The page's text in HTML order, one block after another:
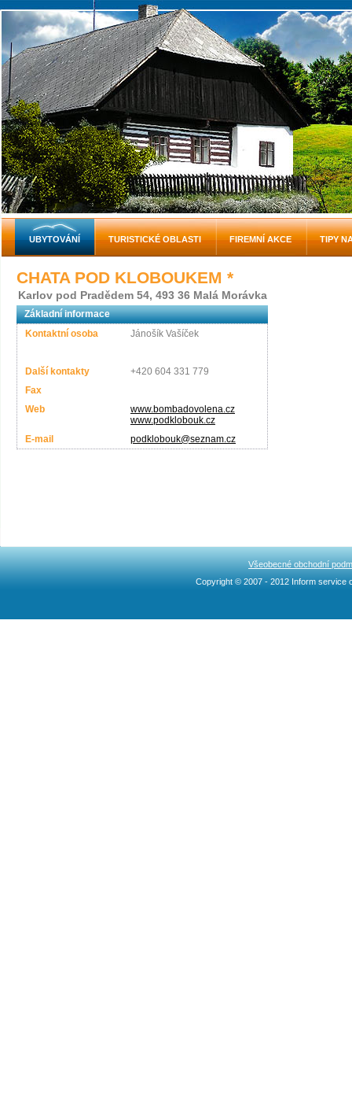
CHATA POD KLOBOUKEM *
Karlov pod Pradědem 54, 493 36 Malá Morávka
Základní informace
Kontaktní osoba
Jánošík Vašíček
Další kontakty
+420 604 331 779
Fax
Web
www.bombadovolena.cz
www.podklobouk.cz
E-mail
podklobouk@seznam.cz
UBYTOVÁNÍ TURISTICKÉ OBLASTI FIREMNÍ AKCE TIPY
Všeobecné obchodní
Copyright © 2007 - 2012 Inform service